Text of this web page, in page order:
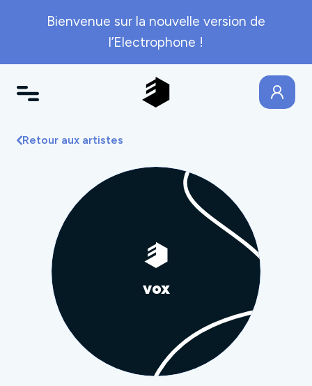
Bienvenue sur la nouvelle version de
l’Electrophone !
Retour aux artistes
vox